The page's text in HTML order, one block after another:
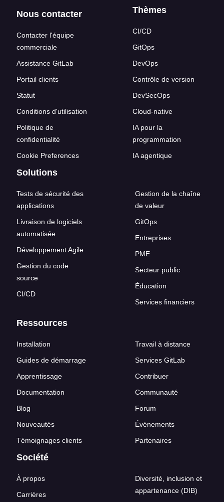
Nous contacter
Contacter l'équipe
commerciale
Assistance GitLab
Portail clients
Statut
Conditions d'utilisation
Politique de
confidentialité
Cookie Preferences
Thèmes
CI/CD
GitOps
DevOps
Contrôle de version
DevSecOps
Cloud-native
IA pour la
programmation
IA agentique
Solutions
Tests de sécurité des
applications
Livraison de logiciels
automatisée
Développement Agile
Gestion du code
source
CI/CD
Gestion de la chaîne
de valeur
GitOps
Entreprises
PME
Secteur public
Éducation
Services financiers
Ressources
Installation
Guides de démarrage
Apprentissage
Documentation
Blog
Nouveautés
Témoignages clients
Travail à distance
Services GitLab
Contribuer
Communauté
Forum
Événements
Partenaires
Société
À propos
Carrières
Diversité, inclusion et
appartenance (DIB)